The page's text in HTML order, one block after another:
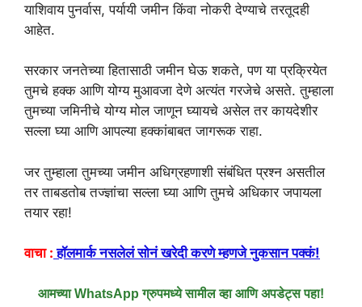
याशिवाय पुनर्वास, पर्यायी जमीन किंवा नोकरी देण्याचे तरतूदही
आहेत.
सरकार जनतेच्या हितासाठी जमीन घेऊ शकते, पण या प्रक्रियेत
तुमचे हक्क आणि योग्य मुआवजा देणे अत्यंत गरजेचे असते. तुम्हाला
तुमच्या जमिनीचे योग्य मोल जाणून घ्यायचे असेल तर कायदेशीर
सल्ला घ्या आणि आपल्या हक्कांबाबत जागरूक राहा.
जर तुम्हाला तुमच्या जमीन अधिग्रहणाशी संबंधित प्रश्न असतील
तर ताबडतोब तज्ज्ञांचा सल्ला घ्या आणि तुमचे अधिकार जपायला
तयार रहा!
वाचा : हॉलमार्क नसलेलं सोनं खरेदी करणे म्हणजे नुकसान पक्कं!
आमच्या WhatsApp ग्रुपमध्ये सामील व्हा आणि अपडेट्स पहा!